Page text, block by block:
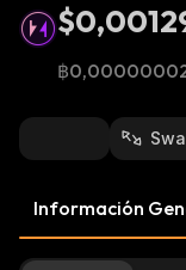
฿
Información